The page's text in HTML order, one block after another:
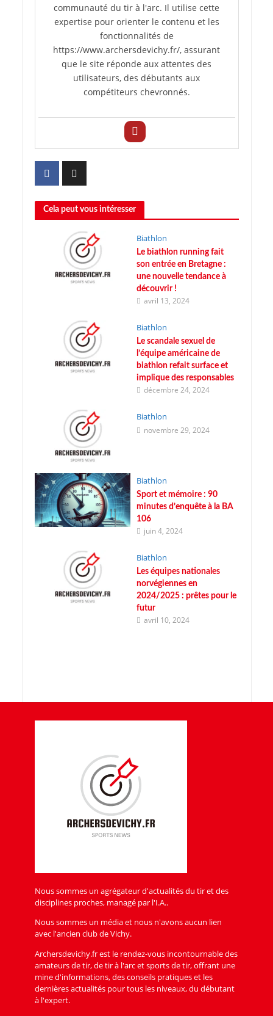
communauté du tir à l'arc. Il utilise cette
expertise pour orienter le contenu et les
fonctionnalités de
https://www.archersdevichy.fr/, assurant
que le site réponde aux attentes des
utilisateurs, des débutants aux
compétiteurs chevronnés.
Cela peut vous intéresser
Biathlon
Le biathlon running fait
son entrée en Bretagne :
une nouvelle tendance à
découvrir !
avril 13, 2024
Biathlon
Le scandale sexuel de
l’équipe américaine de
biathlon refait surface et
implique des responsables
décembre 24, 2024
Biathlon
novembre 29, 2024
Biathlon
Sport et mémoire : 90
minutes d’enquête à la BA
106
juin 4, 2024
Biathlon
Les équipes nationales
norvégiennes en
2024/2025 : prêtes pour le
futur
avril 10, 2024
Nous sommes un agrégateur d'actualités du tir et des
disciplines proches, managé par l'I.A..
Nous sommes un média et nous n'avons aucun lien
avec l'ancien club de Vichy.
Archersdevichy.fr est le rendez-vous incontournable des
amateurs de tir, de tir à l'arc et sports de tir, offrant une
mine d'informations, des conseils pratiques et les
dernières actualités pour tous les niveaux, du débutant
à l'expert.